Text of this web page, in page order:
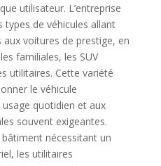
utilisateur. L’entreprise
de véhicules allant
voitures de prestige, en
familiales, les SUV
utilitaires. Cette variété
le véhicule
quotidien et aux
souvent exigeantes.
nécessitant un
les utilitaires